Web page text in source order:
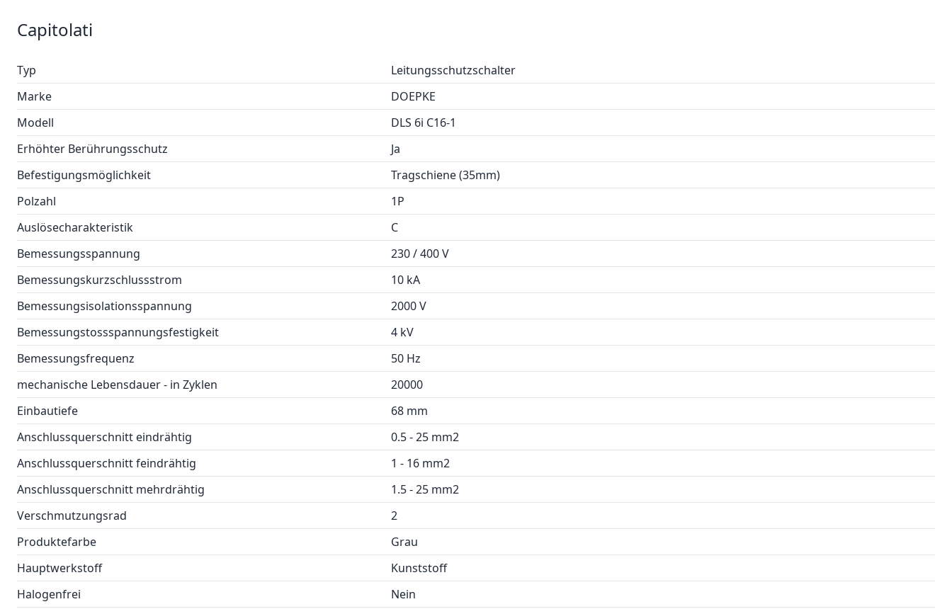
Capitolati
Typ
Leitungsschutzschalter
Marke
DOEPKE
Modell
DLS 6i C16-1
Erhöhter Berührungsschutz
Ja
Befestigungsmöglichkeit
Tragschiene (35mm)
Polzahl
1P
Auslösecharakteristik
C
Bemessungsspannung
230 / 400 V
Bemessungskurzschlussstrom
10 kA
Bemessungsisolationsspannung
2000 V
Bemessungstossspannungsfestigkeit
4 kV
Bemessungsfrequenz
50 Hz
mechanische Lebensdauer - in Zyklen
20000
Einbautiefe
68 mm
Anschlussquerschnitt eindrähtig
0.5 - 25 mm2
Anschlussquerschnitt feindrähtig
1 - 16 mm2
Anschlussquerschnitt mehrdrähtig
1.5 - 25 mm2
Verschmutzungsrad
2
Produktefarbe
Grau
Hauptwerkstoff
Kunststoff
Halogenfrei
Nein